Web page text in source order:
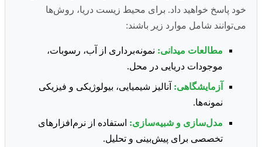
خود پاسخ خواهید داد. برای محیط زیست دریا، روش‌ها
می‌توانند شامل موارد زیر باشند:
مطالعات میدانی: نمونه‌برداری از آب، رسوبات،
موجودات دریایی در محل.
آزمایشگاهی: آنالیز شیمیایی، بیولوژیکی و فیزیکی
نمونه‌ها.
مدل‌سازی و شبیه‌سازی: استفاده از نرم‌افزارهای
تخصصی برای پیش‌بینی و تحلیل.